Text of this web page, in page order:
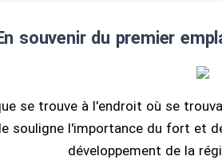
souvenir du premier
se trouve à l'endroit où se
souligne l'importance du fort et
développement de la